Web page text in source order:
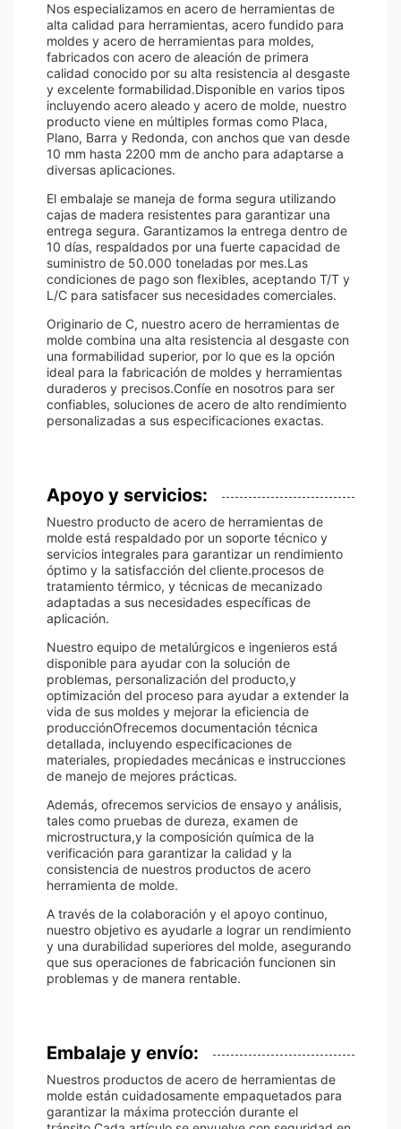
Nos especializamos en acero de herramientas de
alta calidad para herramientas, acero fundido para
moldes y acero de herramientas para moldes,
fabricados con acero de aleación de primera
calidad conocido por su alta resistencia al desgaste
y excelente formabilidad.Disponible en varios tipos
incluyendo acero aleado y acero de molde, nuestro
producto viene en múltiples formas como Placa,
Plano, Barra y Redonda, con anchos que van desde
10 mm hasta 2200 mm de ancho para adaptarse a
diversas aplicaciones.
El embalaje se maneja de forma segura utilizando
cajas de madera resistentes para garantizar una
entrega segura. Garantizamos la entrega dentro de
10 días, respaldados por una fuerte capacidad de
suministro de 50.000 toneladas por mes.Las
condiciones de pago son flexibles, aceptando T/T y
L/C para satisfacer sus necesidades comerciales.
Originario de C, nuestro acero de herramientas de
molde combina una alta resistencia al desgaste con
una formabilidad superior, por lo que es la opción
ideal para la fabricación de moldes y herramientas
duraderos y precisos.Confíe en nosotros para ser
confiables, soluciones de acero de alto rendimiento
personalizadas a sus especificaciones exactas.
Apoyo y servicios:
Nuestro producto de acero de herramientas de
molde está respaldado por un soporte técnico y
servicios integrales para garantizar un rendimiento
óptimo y la satisfacción del cliente.procesos de
tratamiento térmico, y técnicas de mecanizado
adaptadas a sus necesidades específicas de
aplicación.
Nuestro equipo de metalúrgicos e ingenieros está
disponible para ayudar con la solución de
problemas, personalización del producto,y
optimización del proceso para ayudar a extender la
vida de sus moldes y mejorar la eficiencia de
producciónOfrecemos documentación técnica
detallada, incluyendo especificaciones de
materiales, propiedades mecánicas e instrucciones
de manejo de mejores prácticas.
Además, ofrecemos servicios de ensayo y análisis,
tales como pruebas de dureza, examen de
microstructura,y la composición química de la
verificación para garantizar la calidad y la
consistencia de nuestros productos de acero
herramienta de molde.
A través de la colaboración y el apoyo continuo,
nuestro objetivo es ayudarle a lograr un rendimiento
y una durabilidad superiores del molde, asegurando
que sus operaciones de fabricación funcionen sin
problemas y de manera rentable.
Embalaje y envío:
Nuestros productos de acero de herramientas de
molde están cuidadosamente empaquetados para
garantizar la máxima protección durante el